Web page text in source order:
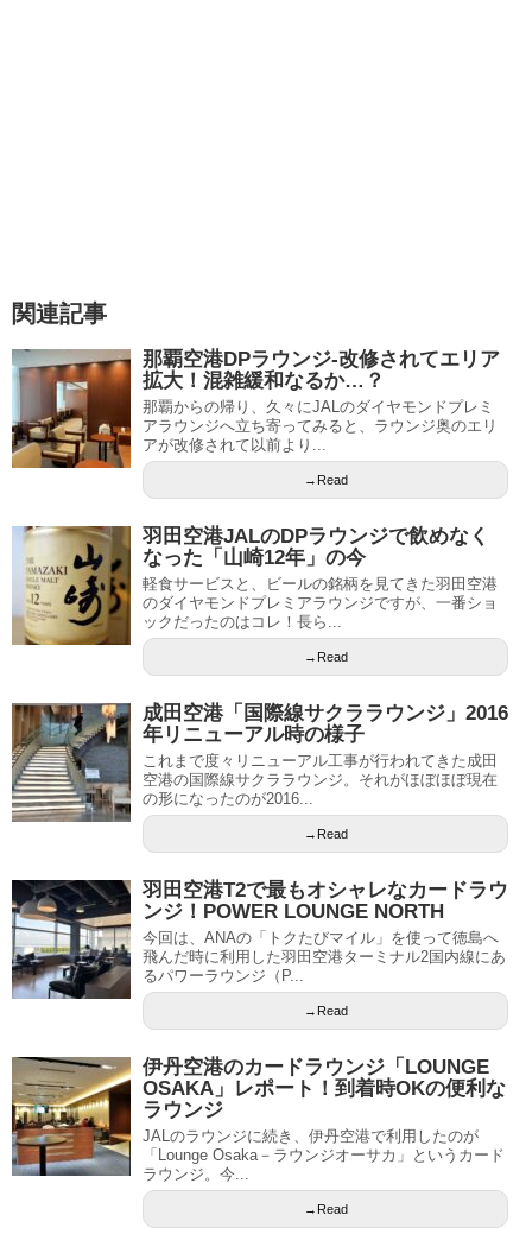
関連記事
那覇空港DPラウンジ‐改修されてエリア
拡大！混雑緩和なるか…？
那覇からの帰り、久々にJALのダイヤモンドプレミ
アラウンジへ立ち寄ってみると、ラウンジ奥のエリ
アが改修されて以前より...
→Read
羽田空港JALのDPラウンジで飲めなく
なった「山崎12年」の今
軽食サービスと、ビールの銘柄を見てきた羽田空港
のダイヤモンドプレミアラウンジですが、一番ショ
ックだったのはコレ！長ら...
→Read
成田空港「国際線サクララウンジ」2016
年リニューアル時の様子
これまで度々リニューアル工事が行われてきた成田
空港の国際線サクララウンジ。それがほぼほぼ現在
の形になったのが2016...
→Read
羽田空港T2で最もオシャレなカードラウ
ンジ！POWER LOUNGE NORTH
今回は、ANAの「トクたびマイル」を使って徳島へ
飛んだ時に利用した羽田空港ターミナル2国内線にあ
るパワーラウンジ（P...
→Read
伊丹空港のカードラウンジ「LOUNGE
OSAKA」レポート！到着時OKの便利な
ラウンジ
JALのラウンジに続き、伊丹空港で利用したのが
「Lounge Osaka－ラウンジオーサカ」というカード
ラウンジ。今...
→Read